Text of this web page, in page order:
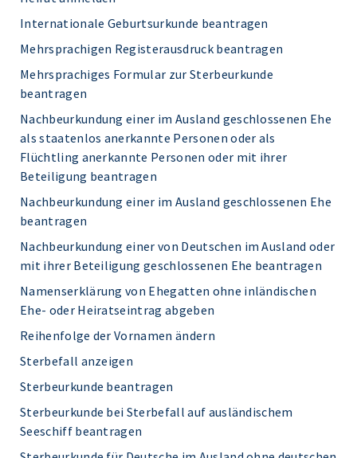
Internationale Geburtsurkunde beantragen
Mehrsprachigen Registerausdruck beantragen
Mehrsprachiges Formular zur Sterbeurkunde
beantragen
Nachbeurkundung einer im Ausland geschlossenen Ehe
als staatenlos anerkannte Personen oder als
Flüchtling anerkannte Personen oder mit ihrer
Beteiligung beantragen
Nachbeurkundung einer im Ausland geschlossenen Ehe
beantragen
Nachbeurkundung einer von Deutschen im Ausland oder
mit ihrer Beteiligung geschlossenen Ehe beantragen
Namenserklärung von Ehegatten ohne inländischen
Ehe- oder Heiratseintrag abgeben
Reihenfolge der Vornamen ändern
Sterbefall anzeigen
Sterbeurkunde beantragen
Sterbeurkunde bei Sterbefall auf ausländischem
Seeschiff beantragen